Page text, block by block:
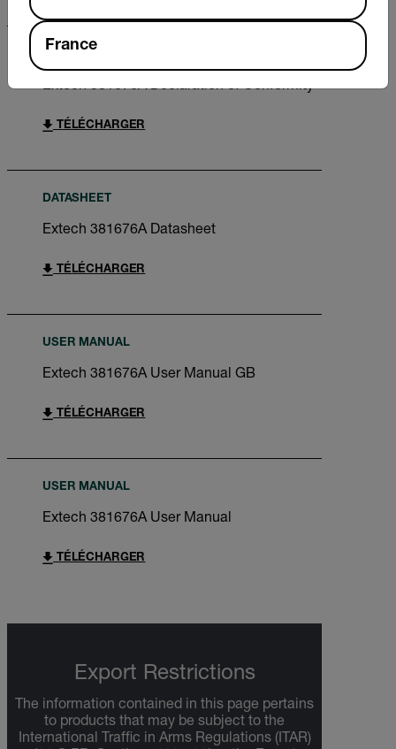
Extech 381676A Declaration of Conformity
TÉLÉCHARGER
DATASHEET
Extech 381676A Datasheet
TÉLÉCHARGER
USER MANUAL
Extech 381676A User Manual GB
TÉLÉCHARGER
USER MANUAL
Extech 381676A User Manual
TÉLÉCHARGER
Export Restrictions
The information contained in this page pertains
to products that may be subject to the
International Traffic in Arms Regulations (ITAR)
France